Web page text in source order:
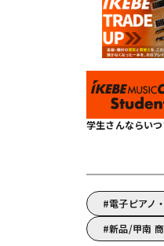
学生さんならい
電子ピアノ
新品/甲南